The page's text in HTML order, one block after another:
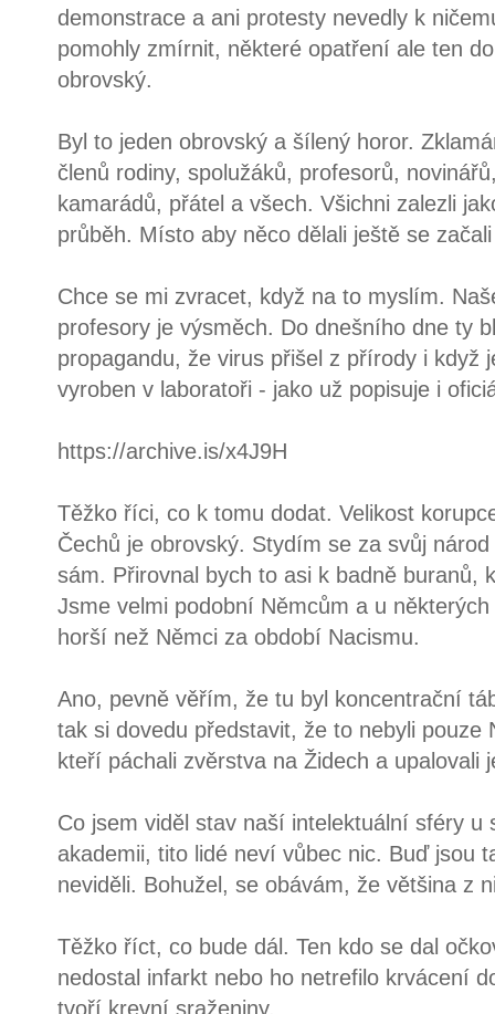
demonstrace a ani protesty nevedly k
pomohly zmírnit, některé opatření ale ten
obrovský.
Byl to jeden obrovský a šílený horor.
členů rodiny, spolužáků, profesorů,
kamarádů, přátel a všech. Všichni zalezli
průběh. Místo aby něco dělali ještě se
Chce se mi zvracet, když na to myslím.
profesory je výsměch. Do dnešního dne ty
propagandu, že virus přišel z přírody i když
vyroben v laboratoři - jako už popisuje i
https://archive.is/x4J9H
Těžko říci, co k tomu dodat. Velikost
Čechů je obrovský. Stydím se za svůj
sám. Přirovnal bych to asi k badně buranů,
Jsme velmi podobní Němcům a u
horší než Němci za období Nacismu.
Ano, pevně věřím, že tu byl koncentrační
tak si dovedu představit, že to nebyli pouze
kteří páchali zvěrstva na Židech a upalovali
Co jsem viděl stav naší intelektuální sféry u
akademii, tito lidé neví vůbec nic. Buď jsou
neviděli. Bohužel, se obávám, že většina z
Těžko říct, co bude dál. Ten kdo se dal
nedostal infarkt nebo ho netrefilo krvácení
tvoří krevní sraženiny.